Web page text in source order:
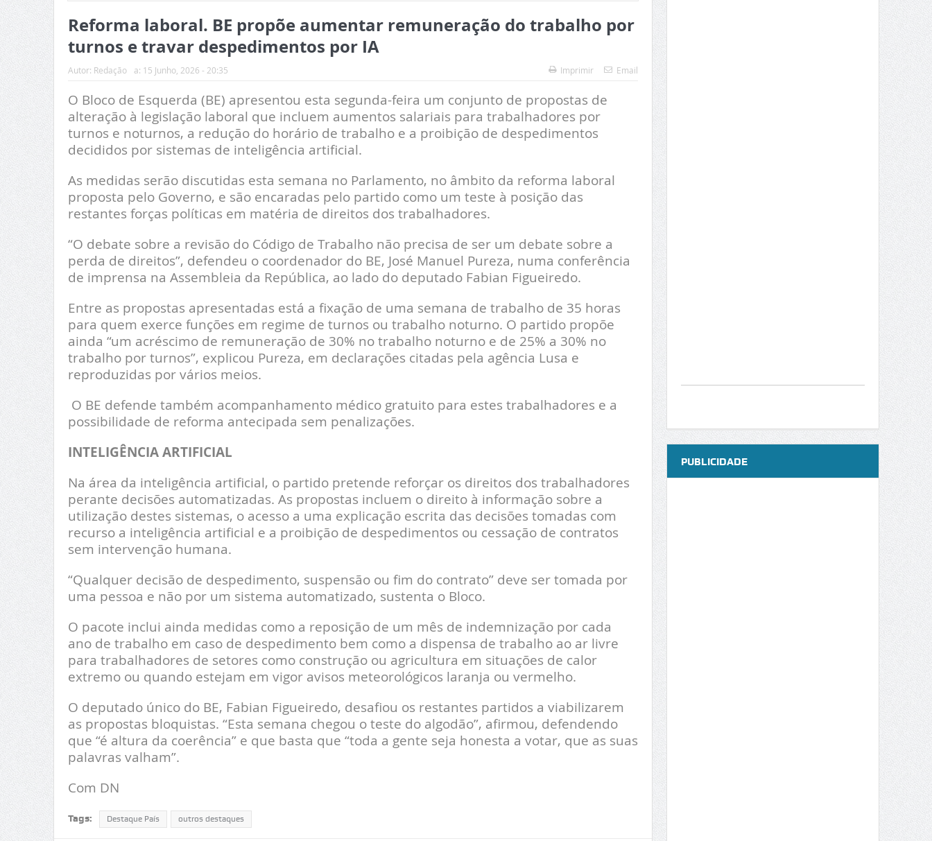
Reforma laboral. BE propõe aumentar remuneração do trabalho por
turnos e travar despedimentos por IA
Autor: Redação a: 15 Junho, 2026 - 20:35 Imprimir Email
O Bloco de Esquerda (BE) apresentou esta segunda-feira um conjunto de propostas de
alteração à legislação laboral que incluem aumentos salariais para trabalhadores por
turnos e noturnos, a redução do horário de trabalho e a proibição de despedimentos
decididos por sistemas de inteligência artificial.
As medidas serão discutidas esta semana no Parlamento, no âmbito da reforma laboral
proposta pelo Governo, e são encaradas pelo partido como um teste à posição das
restantes forças políticas em matéria de direitos dos trabalhadores.
“O debate sobre a revisão do Código de Trabalho não precisa de ser um debate sobre a
perda de direitos”, defendeu o coordenador do BE, José Manuel Pureza, numa conferência
de imprensa na Assembleia da República, ao lado do deputado Fabian Figueiredo.
Entre as propostas apresentadas está a fixação de uma semana de trabalho de 35 horas
para quem exerce funções em regime de turnos ou trabalho noturno. O partido propõe
ainda “um acréscimo de remuneração de 30% no trabalho noturno e de 25% a 30% no
trabalho por turnos”, explicou Pureza, em declarações citadas pela agência Lusa e
reproduzidas por vários meios.
O BE defende também acompanhamento médico gratuito para estes trabalhadores e a
possibilidade de reforma antecipada sem penalizações.
INTELIGÊNCIA ARTIFICIAL
Na área da inteligência artificial, o partido pretende reforçar os direitos dos trabalhadores
perante decisões automatizadas. As propostas incluem o direito à informação sobre a
utilização destes sistemas, o acesso a uma explicação escrita das decisões tomadas com
recurso a inteligência artificial e a proibição de despedimentos ou cessação de contratos
sem intervenção humana.
“Qualquer decisão de despedimento, suspensão ou fim do contrato” deve ser tomada por
uma pessoa e não por um sistema automatizado, sustenta o Bloco.
O pacote inclui ainda medidas como a reposição de um mês de indemnização por cada
ano de trabalho em caso de despedimento bem como a dispensa de trabalho ao ar livre
para trabalhadores de setores como construção ou agricultura em situações de calor
extremo ou quando estejam em vigor avisos meteorológicos laranja ou vermelho.
O deputado único do BE, Fabian Figueiredo, desafiou os restantes partidos a viabilizarem
as propostas bloquistas. “Esta semana chegou o teste do algodão”, afirmou, defendendo
que “é altura da coerência” e que basta que “toda a gente seja honesta a votar, que as suas
palavras valham”.
Com DN
Tags: Destaque País outros destaques
PUBLICIDADE